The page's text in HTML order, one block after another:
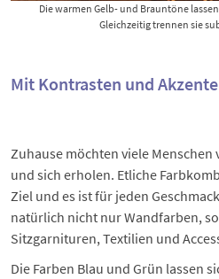
Die warmen Gelb- und Brauntöne
Gleichzeitig trennen sie
Mit Kontrasten und
Zuhause möchten viele
und sich erholen. Etliche
Ziel und es ist für jeden
natürlich nicht nur Wandfarben,
Sitzgarnituren, Textilien und
Die Farben Blau und Grün lassen